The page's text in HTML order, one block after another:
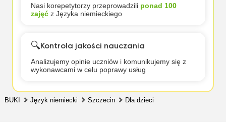
Nasi korepetytorzy przeprowadzili ponad 100
zajęćz Języka niemieckiego
🔍Kontrola jakości nauczania
Analizujemy opinie uczniów i komunikujemy się z
wykonawcami w celu poprawy usług
BUKI Język niemiecki Szczecin Dla dzieci